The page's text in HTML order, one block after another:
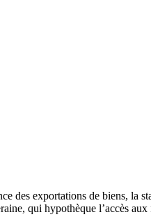
des exportations de biens, la
qui hypothèque l’accès